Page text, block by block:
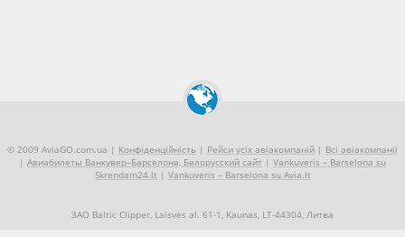
© 2009 AviaGO.com.ua | Конфіденційність | Рейси усіх авіакомпаній | Всі авіакомпанії
| Авиабилеты Ванкувер–Барселона, Белорусский сайт | Vankuveris – Barselona su
Skrendam24.lt | Vankuveris – Barselona su Avia.lt
ЗАО Baltic Clipper, Laisvės al. 61-1, Kaunas, LT-44304, Литва